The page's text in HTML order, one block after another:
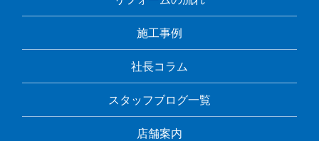
施工事例
社長コラム
スタッフブログ一覧
店舗案内